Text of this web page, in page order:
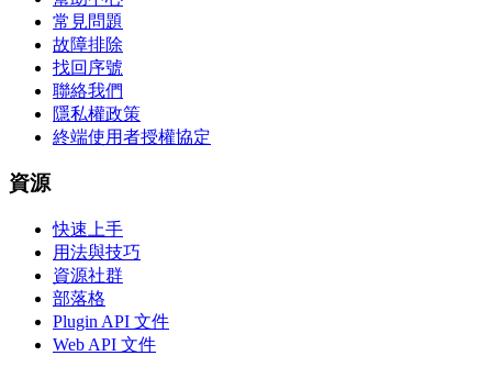
常見問題
故障排除
找回序號
聯絡我們
隱私權政策
終端使用者授權協定
資源
快速上手
用法與技巧
資源社群
部落格
Plugin API 文件
Web API 文件